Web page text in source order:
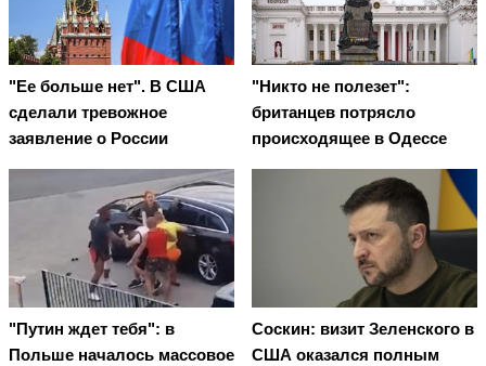
"Ее больше нет". В США
сделали тревожное
заявление о России
"Никто не полезет":
британцев потрясло
происходящее в Одессе
"Путин ждет тебя": в
Польше началось массовое
Соскин: визит Зеленского в
США оказался полным